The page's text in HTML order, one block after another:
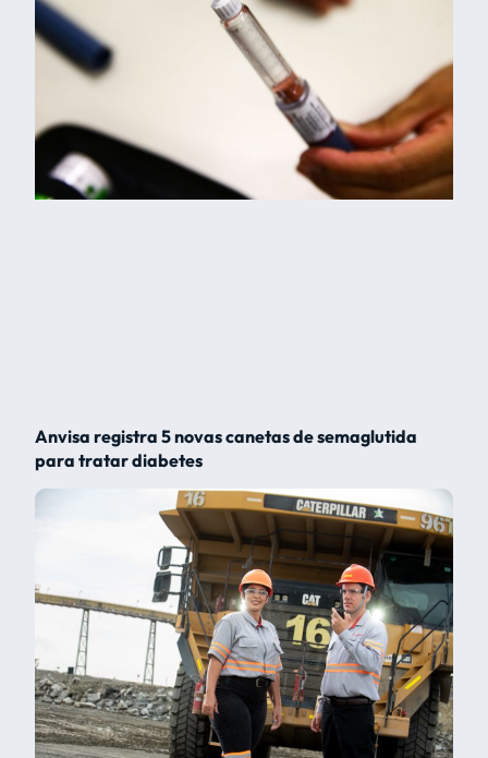
Anvisa registra 5 novas canetas de semaglutida
para tratar diabetes